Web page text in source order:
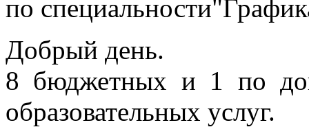
по
Добрый день.
8 бюджетных и 1 по
образовательных услуг.